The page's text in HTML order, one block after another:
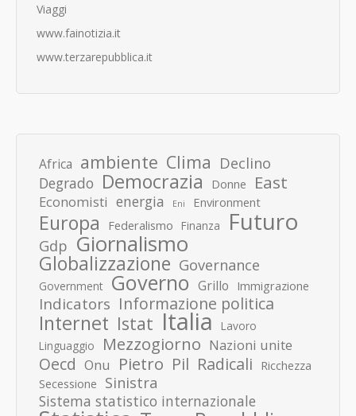
Viaggi
www.fainotizia.it
www.terzarepubblica.it
Africa ambiente Clima Declino
Degrado Democrazia Donne East
Economisti energia Eni Environment
Europa Federalismo Finanza Futuro
Gdp Giornalismo
Globalizzazione Governance
Government Governo Grillo Immigrazione
Indicators Informazione politica
Internet Istat Italia
Lavoro
Linguaggio
Mezzogiorno Nazioni unite
Oecd Onu Pietro Pil Radicali Ricchezza
Secessione Sinistra
Sistema statistico internazionale